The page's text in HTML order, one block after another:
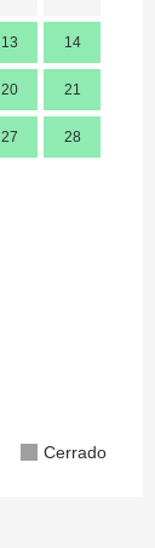
13 14
20 21
27 28
Cerrado